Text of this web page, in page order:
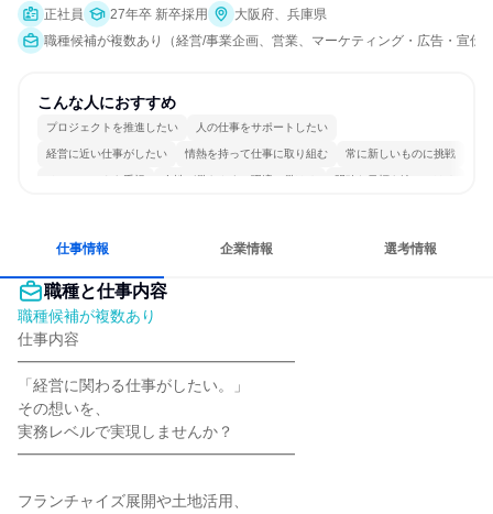
正社員
27年卒 新卒採用
大阪府、兵庫県
職種候補が複数あり（経営/事業企画、営業、マーケティング・広告・宣伝
こんな人におすすめ
プロジェクトを推進したい 人の仕事をサポートしたい
経営に近い仕事がしたい 情熱を持って仕事に取り組む 常に新しいものに挑戦
チームワークを重視 女性が働きやすい環境で働ける 明確な目標を追いかける
仕事情報 企業情報 選考情報
職種と仕事内容
職種候補が複数あり
仕事内容
━━━━━━━━━━━━━━━━━━
「経営に関わる仕事がしたい。」
その想いを、
実務レベルで実現しませんか？
━━━━━━━━━━━━━━━━━━
フランチャイズ展開や土地活用、